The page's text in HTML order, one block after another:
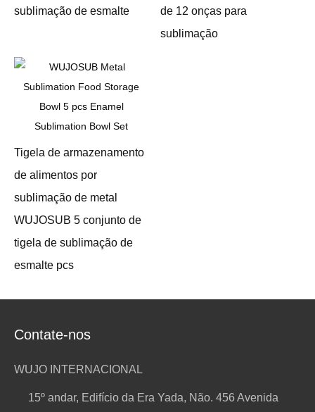
sublimação de esmalte
de 12 onças para
sublimação
Tigela de armazenamento
de alimentos por
sublimação de metal
WUJOSUB 5 conjunto de
tigela de sublimação de
esmalte pcs
Contate-nos
WUJO INTERNACIONAL
15º andar, Edifício da Era Yada, Não. 456 Avenida